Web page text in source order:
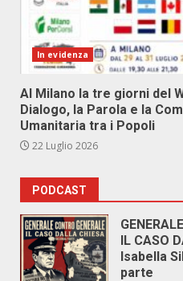
In evidenza
Al Milano la tre giorni del
Dialogo, la Parola e la
Umanitaria tra i Popoli
22 Luglio 2026
PODCAST
IL CASO
Isabella
parte